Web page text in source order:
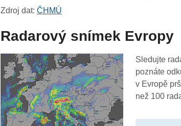
Zdroj dat:ČHMÚ
Radarový snímek Evropy
Sledujte
poznáte
v Evropě
než 100